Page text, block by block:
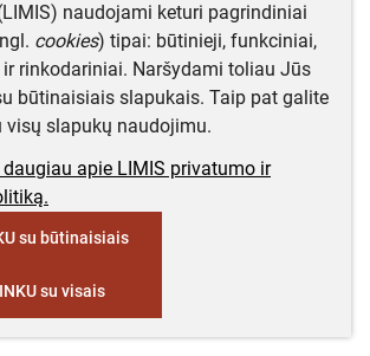
naudojami keturi pagrindiniai
cookies) tipai: būtinieji, funkciniai,
rinkodariniai. Naršydami toliau Jūs
būtinaisiais slapukais. Taip pat galite
visų slapukų naudojimu.
apie LIMIS privatumo ir
su būtinaisiais
su visais